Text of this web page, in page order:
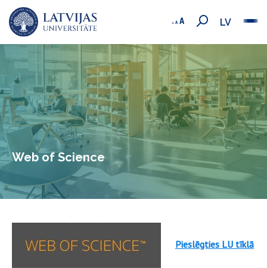
LV
Web of Science
Pieslēgties LU tīklā